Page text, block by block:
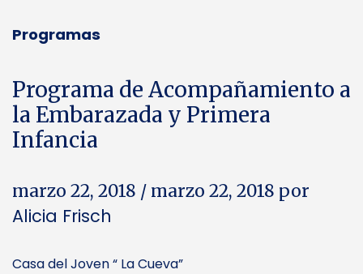
Programas
Programa de Acompañamiento a
la Embarazada y Primera
Infancia
marzo 22, 2018 / marzo 22, 2018 por
Alicia Frisch
Casa del Joven “ La Cueva”